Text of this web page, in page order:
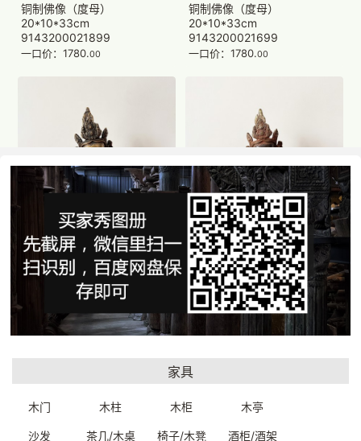
铜制佛像（度母）
20*10*33cm
9143200021899
一口价：1780.00
铜制佛像（度母）
20*10*33cm
9143200021699
一口价：1780.00
铜制佛像（度母）
20*10*33cm
9143200020899
一口价：1780.00
铜制佛像（度母）
20*10*33cm
9143200020399
一口价：1780.00
家具
木门 木柱 木柜 木亭
沙发 茶几/木桌 椅子/木凳 酒柜/酒架